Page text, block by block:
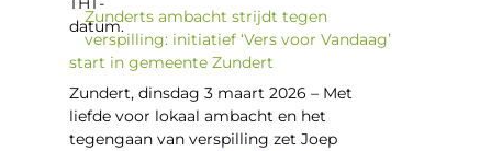
Zunderts ambacht strijdt tegen
verspilling: initiatief ‘Vers voor Vandaag’
start in gemeente Zundert
Zundert, dinsdag 3 maart 2026 – Met
liefde voor lokaal ambacht en het
tegengaan van verspilling zet Joep